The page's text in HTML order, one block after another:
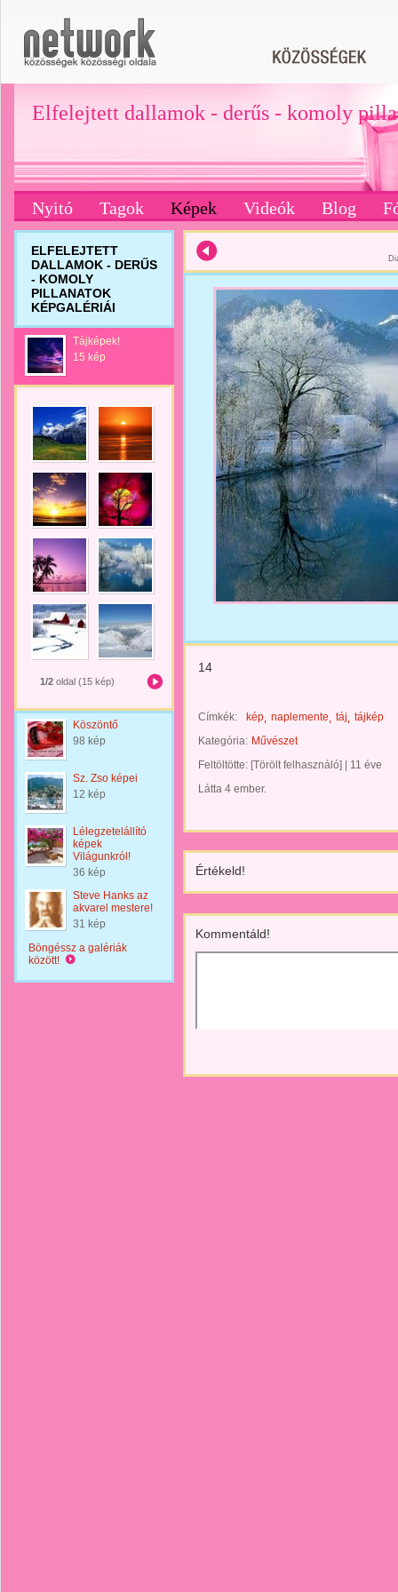
Elfelejtett dallamok - derűs - komoly
Nyitó Tagok Képek Videók Blog
ELFELEJTETT
DALLAMOK - DERŰS
- KOMOLY
PILLANATOK
KÉPGALÉRIÁI
Tájképek!
15 kép
1/2 oldal (15 kép)
Köszöntő
98 kép
Sz. Zso képei
12 kép
Lélegzetelállító
képek
Világunkról!
36 kép
Steve Hanks az
akvarel mestere!
31 kép
Böngéssz a galériák
között!
14
Címkék: kép naplemente táj
tájkép
Kategória: Művészet
Feltöltötte: [Törölt felhasználó]
11 éve
Látta 4 ember.
Értékeld!
Kommentáld!